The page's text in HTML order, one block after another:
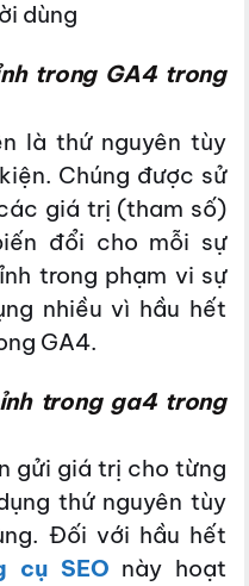
dùng
trong GA4 trong
là thứ nguyên tùy
Chúng được sử
giá trị (tham số)
đổi cho mỗi sự
trong phạm vi sự
nhiều vì hầu hết
GA4.
trong ga4 trong
gửi giá trị cho từng
thứ nguyên tùy
Đối với hầu hết
cụ SEO này hoạt